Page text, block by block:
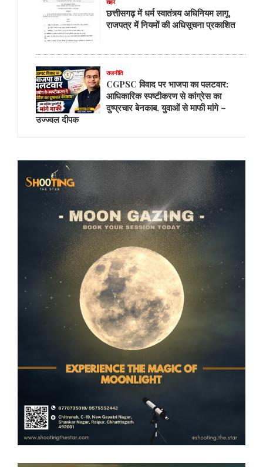
शहर
छत्तीसगढ़ में धर्म स्वातंत्र्य अधिनियम लागू,
राजपत्र में नियमों की अधिसूचना प्रकाशित
राजनीति
CGPSC विवाद पर भाजपा का पलटवार:
आधिकारिक स्पष्टीकरण से कांग्रेस का
दुष्प्रचार बेनकाब, युवाओं से माफी मांगे –
उज्ज्वल दीपक